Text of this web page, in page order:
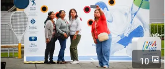
10